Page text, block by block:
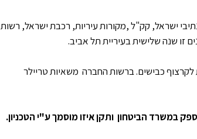
ישראל, קק"ל ,מקורות עיריות, רכבת ישראל, רשות
זו שנה שלישית בעיריית תל אביב.
חדשות לקרצוף כבישים. ברשות החברה משאיות טריילר